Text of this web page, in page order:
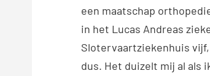
een maatschap
in het Lucas Andreas
Slotervaartziekenhuis
dus. Het duizelt mij al als